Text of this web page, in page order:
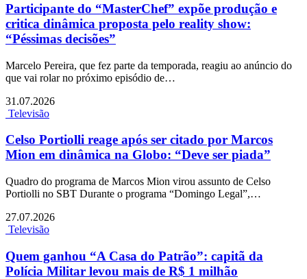
Participante do “MasterChef” expõe produção e
critica dinâmica proposta pelo reality show:
“Péssimas decisões”
Marcelo Pereira, que fez parte da temporada, reagiu ao anúncio do
que vai rolar no próximo episódio de…
31.07.2026
Televisão
Celso Portiolli reage após ser citado por Marcos
Mion em dinâmica na Globo: “Deve ser piada”
Quadro do programa de Marcos Mion virou assunto de Celso
Portiolli no SBT Durante o programa “Domingo Legal”,…
27.07.2026
Televisão
Quem ganhou “A Casa do Patrão”: capitã da
Polícia Militar levou mais de R$ 1 milhão